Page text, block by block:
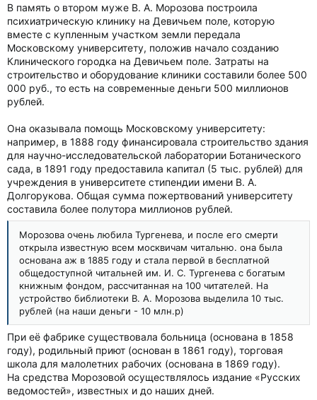
В память о втором муже В. А. Морозова построила
психиатрическую клинику на Девичьем поле, которую
вместе с купленным участком земли передала
Московскому университету, положив начало созданию
Клинического городка на Девичьем поле. Затраты на
строительство и оборудование клиники составили более 500
000 руб., то есть на современные деньги 500 миллионов
рублей.
Она оказывала помощь Московскому университету:
например, в 1888 году финансировала строительство здания
для научно-исследовательской лаборатории Ботанического
сада, в 1891 году предоставила капитал (5 тыс. рублей) для
учреждения в университете стипендии имени В. А.
Долгорукова. Общая сумма пожертвований университету
составила более полутора миллионов рублей.
Морозова очень любила Тургенева, и после его смерти
открыла известную всем москвичам читальню. она была
основана аж в 1885 году и стала первой в бесплатной
общедоступной читальней им. И. С. Тургенева с богатым
книжным фондом, рассчитанная на 100 читателей. На
устройство библиотеки В. А. Морозова выделила 10 тыс.
рублей (на наши деньги - 10 млн.р)
При её фабрике существовала больница (основана в 1858
году), родильный приют (основан в 1861 году), торговая
школа для малолетних рабочих (основана в 1869 году).
На средства Морозовой осуществлялось издание «Русских
ведомостей», известных и до наших дней.